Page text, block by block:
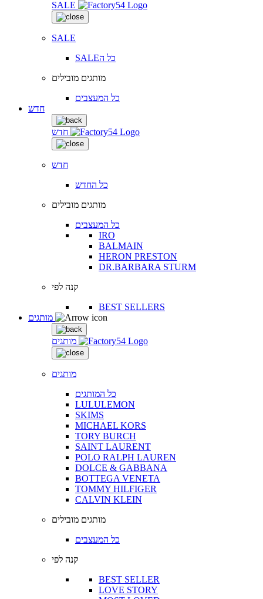
SALE
SALE
SALEכל ה
מותגים מובילים
כל המעצבים
חדש
חדש
חדש
כל החדש
מותגים מובילים
כל המעצבים
IRO
BALMAIN
HERON PRESTON
DR.BARBARA STURM
קנה לפי
BEST SELLERS
מותגים
מותגים
כל המותגים
LULULEMON
SKIMS
MICHAEL KORS
TORY BURCH
SAINT LAURENT
POLO RALPH LAUREN
DOLCE & GABBANA
BOTTEGA VENETA
TOMMY HILFIGER
CALVIN KLEIN
מותגים מובילים
כל המעצבים
קנה לפי
BEST SELLER
LOVE STORY